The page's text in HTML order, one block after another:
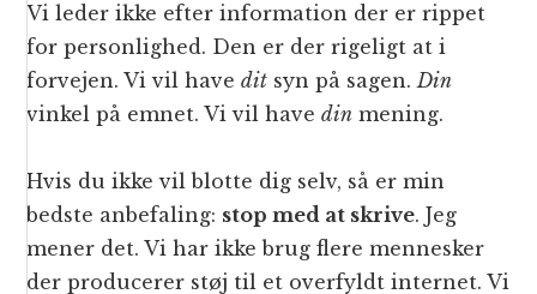
Vi leder ikke efter information der er rippet
for personlighed. Den er der rigeligt at i
forvejen. Vi vil havedit syn på sagen.Din
vinkel på emnet. Vi vil havedin mening.
Hvis du ikke vil blotte dig selv, så er min
bedste anbefaling: stop med at skrive. Jeg
mener det. Vi har ikke brug flere mennesker
der producerer støj til et overfyldt internet. Vi